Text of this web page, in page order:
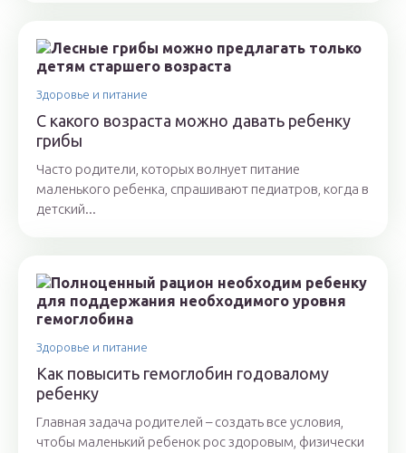
Здоровье и питание
С какого возраста можно давать ребенку
грибы
Часто родители, которых волнует питание
маленького ребенка, спрашивают педиатров, когда в
детский...
Здоровье и питание
Как повысить гемоглобин годовалому
ребенку
Главная задача родителей – создать все условия,
чтобы маленький ребенок рос здоровым, физически